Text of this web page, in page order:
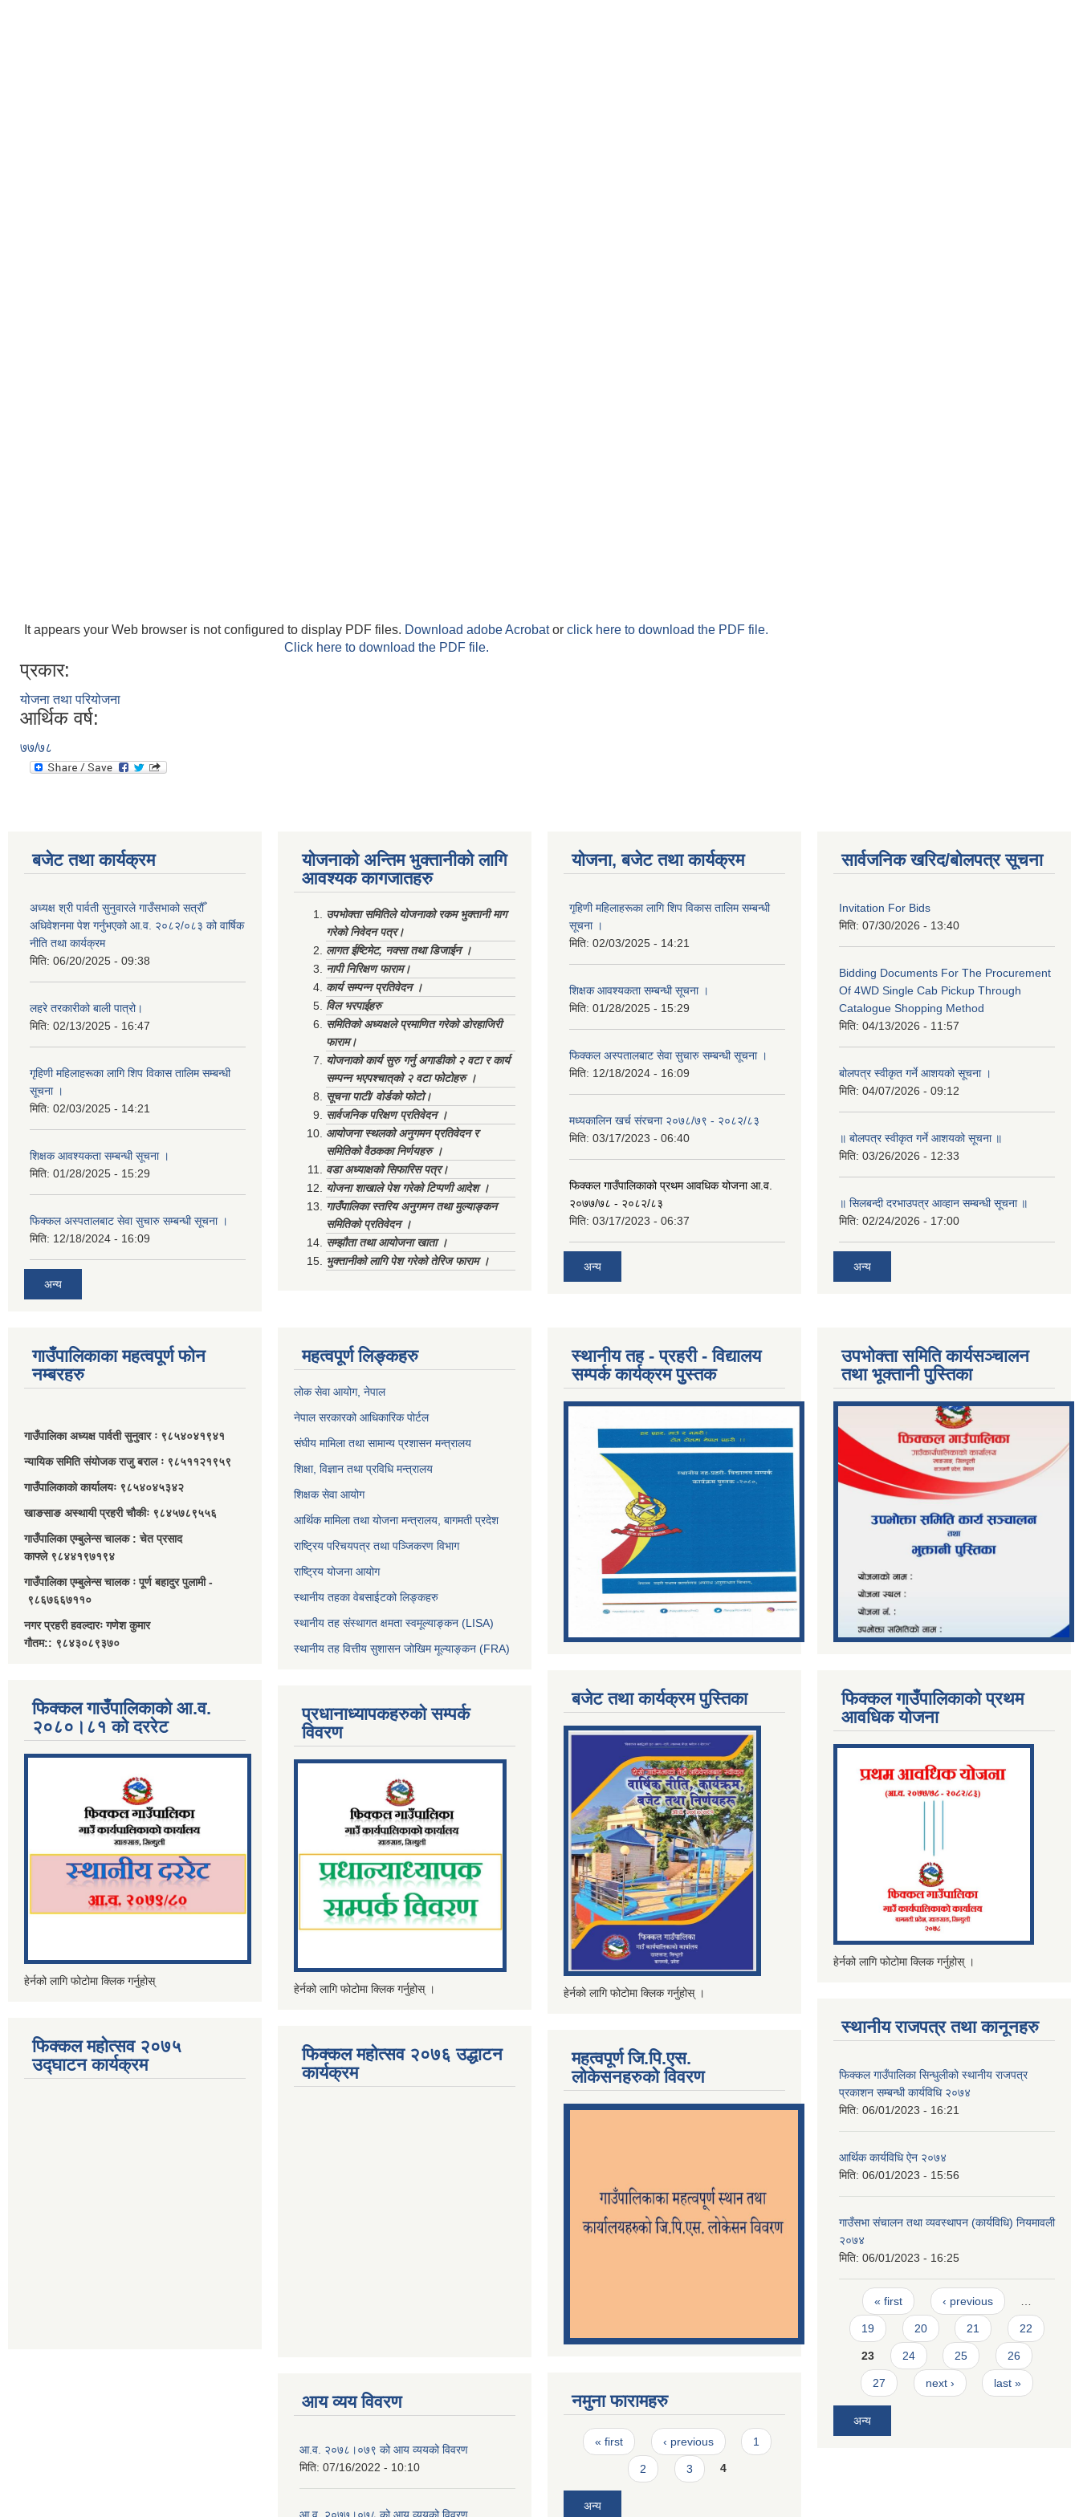
It appears your Web browser is not configured to display PDF files. Download adobe Acrobator click here to download the PDF file.
Click here to download the PDF file.
प्रकार:
योजना तथा परियोजना
आर्थिक वर्ष:
७७/७८
बजेट तथा कार्यक्रम
अध्यक्ष श्री पार्वती सुनुवारले गाउँसभाको सत्रौँ
अधिवेशनमा पेश गर्नुभएको आ.व. २०८२/०८३ को वार्षिक
नीति तथा कार्यक्रम
मिति: 06/20/2025 - 09:38
लहरे तरकारीको बाली पात्रो।
मिति: 02/13/2025 - 16:47
गृहिणी महिलाहरूका लागि शिप विकास तालिम सम्बन्धी
सूचना ‌।
मिति: 02/03/2025 - 14:21
शिक्षक आवश्यकता सम्बन्धी सूचना ।
मिति: 01/28/2025 - 15:29
फिक्कल अस्पतालबाट सेवा सुचारु सम्बन्धी सूचना ।
मिति: 12/18/2024 - 16:09
अन्य
योजनाको अन्तिम भुक्तानीको लागि
आवश्यक कागजातहरु
उपभोक्ता समितिले योजनाको रकम भुक्तानी माग
गरेको निवेदन पत्र।
लागत ईष्टिमेट, नक्सा तथा डिजाईन ।
नापी निरिक्षण फाराम।
कार्य सम्पन्न प्रतिवेदन ।
विल भरपाईहरु
समितिको अध्यक्षले प्रमाणित गरेको डोरहाजिरी
फाराम।
योजनाको कार्य सुरु गर्नु अगाडीको २ वटा र कार्य
सम्पन्न भएपश्चात्‌को २ वटा फोटोहरु ।
सूचना पाटी/ वोर्डको फोटो।
सार्वजनिक परिक्षण प्रतिवेदन ।
आयोजना स्थलको अनुगमन प्रतिवेदन र
समितिको वैठकका निर्णयहरु ।
वडा अध्याक्षको सिफारिस पत्र।
योजना शाखाले पेश गरेको टिप्पणी आदेश ।
गाउँपालिका स्तरिय अनुगमन तथा मुल्याङ्कन
समितिको प्रतिवेदन ।
सम्झौता तथा आयोजना खाता ।
भुक्तानीको लागि पेश गरेको तेरिज फाराम ।
योजना, बजेट तथा कार्यक्रम
गृहिणी महिलाहरूका लागि शिप विकास तालिम सम्बन्धी
सूचना ‌।
मिति: 02/03/2025 - 14:21
शिक्षक आवश्यकता सम्बन्धी सूचना ।
मिति: 01/28/2025 - 15:29
फिक्कल अस्पतालबाट सेवा सुचारु सम्बन्धी सूचना ।
मिति: 12/18/2024 - 16:09
मध्यकालिन खर्च संरचना २०७८/७९ - २०८२/८३
मिति: 03/17/2023 - 06:40
फिक्कल गाउँपालिकाको प्रथम आवधिक योजना आ.व.
२०७७/७८ - २०८२/८३
मिति: 03/17/2023 - 06:37
अन्य
सार्वजनिक खरिद/बोलपत्र सूचना
Invitation For Bids
मिति: 07/30/2026 - 13:40
Bidding Documents For The Procurement
Of 4WD Single Cab Pickup Through
Catalogue Shopping Method
मिति: 04/13/2026 - 11:57
बोलपत्र स्वीकृत गर्ने आशयको सूचना ।
मिति: 04/07/2026 - 09:12
॥ बोलपत्र स्वीकृत गर्ने आशयको सूचना ॥
मिति: 03/26/2026 - 12:33
॥ सिलबन्दी दरभाउपत्र आव्हान सम्बन्धी सूचना ॥
मिति: 02/24/2026 - 17:00
अन्य
गाउँपालिकाका महत्वपूर्ण फोन
नम्बरहरु
गाउँपालिका अध्यक्ष पार्वती सुनुवार ः ९८५४०४१९४१
न्यायिक समिति संयोजक राजु बराल ः ९८५११२१९५९
गाउँपालिकाको कार्यालयः ९८५४०४५३४२
खाङसाङ अस्थायी प्रहरी चौकीः ९८४५७८९५५६
गाउँपालिका एम्बुलेन्स चालक : चेत प्रसाद
काफ्ले ९८४४१९७१९४
गाउँपालिका एम्बुलेन्स चालक ः पूर्ण बहादुर पुलामी -
९८६७६६७११०
नगर प्रहरी हवल्दारः गणेश कुमार
गौतम:: ९८४३०८९३७०
फिक्कल गाउँपालिकाको आ.व.
२०८०।८१ को दररेट
हेर्नको लागि फोटोमा क्लिक गर्नुहोस्
फिक्कल महोत्सव २०७५
उद्घाटन कार्यक्रम
महत्वपूर्ण लिङ्कहरु
लोक सेवा आयोग, नेपाल
नेपाल सरकारको आधिकारिक पोर्टल
संघीय मामिला तथा सामान्य प्रशासन मन्त्रालय
शिक्षा, विज्ञान तथा प्रविधि मन्त्रालय
शिक्षक सेवा आयोग
आर्थिक मामिला तथा योजना मन्त्रालय, बागमती प्रदेश
राष्ट्रिय परिचयपत्र तथा पञ्जिकरण विभाग
राष्ट्रिय योजना आयोग
स्थानीय तहका वेबसाईटको लिङ्कहरु
स्थानीय तह संस्थागत क्षमता स्वमूल्याङ्कन (LISA)
स्थानीय तह वित्तीय सुशासन जोखिम मूल्याङ्कन (FRA)
प्रधानाध्यापकहरुको सम्पर्क
विवरण
हेर्नको लागि फोटोमा क्लिक गर्नुहोस् ।
फिक्कल महोत्सव २०७६ उद्धाटन
कार्यक्रम
आय व्यय विवरण
आ.व. २०७८।०७९ को आय व्ययको विवरण
मिति: 07/16/2022 - 10:10
आ.व. २०७७।०७८ को आय व्ययको विवरण
स्थानीय तह - प्रहरी - विद्यालय
सम्पर्क कार्यक्रम पुुस्तक
बजेट तथा कार्यक्रम पुस्तिका
हेर्नको लागि फोटोमा क्लिक गर्नुहोस् ।
महत्वपूर्ण जि.पि.एस.
लोकेसनहरुको विवरण
नमुना फारामहरु
Pages
« first ‹ previous 1
2 3 4
अन्य
उपभोक्ता समिति कार्यसञ्चालन
तथा भूक्तानी पु्स्तिका
फिक्कल गाउँपालिकाको प्रथम
आवधिक योजना
हेर्नको लागि फोटोमा क्लिक गर्नुहोस् ।
स्थानीय राजपत्र तथा कानूनहरु
फिक्कल गाउँपालिका सिन्धुलीको स्थानीय राजपत्र
प्रकाशन सम्बन्धी कार्यविधि २०७४
मिति: 06/01/2023 - 16:21
आर्थिक कार्यविधि ऐन २०७४
मिति: 06/01/2023 - 15:56
गाउँसभा संचालन तथा व्यवस्थापन (कार्यविधि) नियमावली
२०७४
मिति: 06/01/2023 - 16:25
Pages
« first ‹ previous
19 20 21 22
23 24 25 26
27 next › last »
अन्य